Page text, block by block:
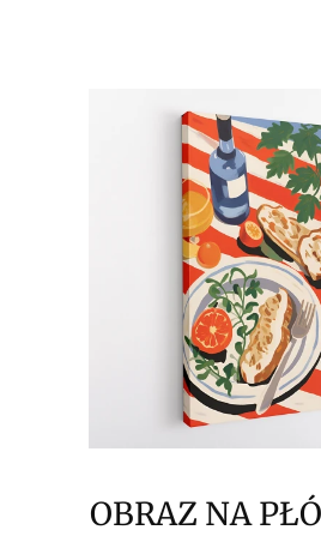
OBRAZ NA